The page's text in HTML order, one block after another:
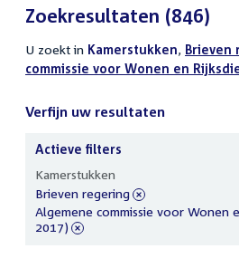
Zoekresultaten (846)
U zoekt in actieve
filters
Kamerstukken,
filter
Brieven
commissie voor Wonen en
Verfijn uw resultaten
uw
resultaten
Actieve filters
Kamerstukken
verwijder
filter
Brieven regering
verwijder
filter
Algemene commissie voor Wonen
2017)